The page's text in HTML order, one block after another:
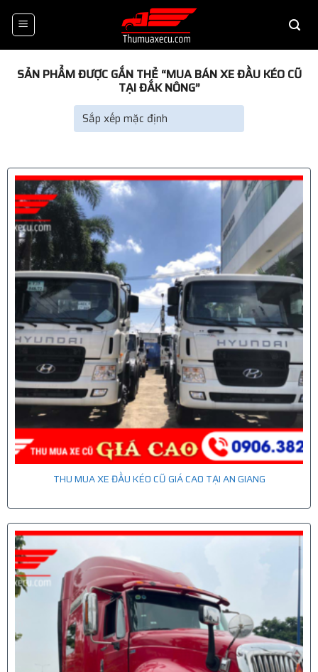
SẢN PHẨM ĐƯỢC GẮN THẺ “MUA BÁN XE ĐẦU KÉO CŨ
TẠI ĐẮK NÔNG”
THU MUA XE ĐẦU KÉO CŨ GIÁ CAO TẠI AN GIANG